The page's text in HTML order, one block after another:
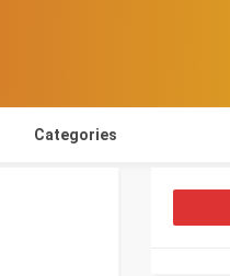
Categories